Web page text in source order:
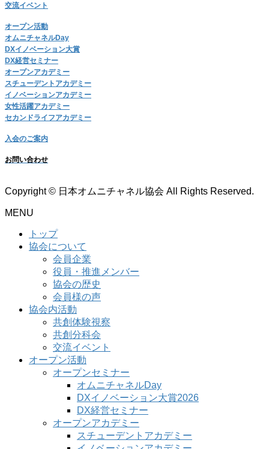
交流イベント
オープン活動
オムニチャネルDay
DXイノベーション大賞
DX経営セミナー
オープンアカデミー
スチューデントアカデミー
イノベーションアカデミー
女性活躍アカデミー
セカンドライフアカデミー
入会のご案内
お問い合わせ
Copyright © 日本オムニチャネル協会 All Rights Reserved.
MENU
トップ
協会について
会員企業
役員・推進メンバー
協会の歴史
会員様の声
協会内活動
共創体験視察
共創分科会
交流イベント
オープン活動
オープンセミナー
オムニチャネルDay
DXイノベーション大賞2026
DX経営セミナー
オープンアカデミー
スチューデントアカデミー